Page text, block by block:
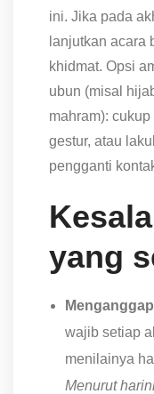
ini. Jika pada
lanjutkan acara
khidmat. Opsi
ubun (misal
mahram):
gestur, atau
pengganti
yang
wajib setiap
menilainya
Menurut